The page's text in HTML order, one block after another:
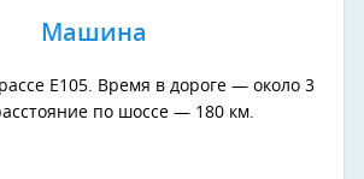
Машина
Е105. Время в дороге — около 3
по шоссе — 180 км.